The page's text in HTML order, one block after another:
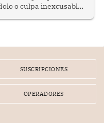
o culpa inexcusable
and greet con
SUSCRIPCIONES
OPERADORES